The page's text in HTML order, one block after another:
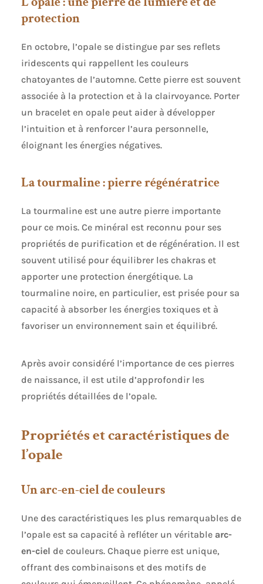
protection
En octobre, l’opale se distingue par ses reflets
iridescents qui rappellent les couleurs
chatoyantes de l’automne. Cette pierre est souvent
associée à la protection et à la clairvoyance. Porter
un bracelet en opale peut aider à développer
l’intuition et à renforcer l’aura personnelle,
éloignant les énergies négatives.
La tourmaline : pierre régénératrice
La tourmaline est une autre pierre importante
pour ce mois. Ce minéral est reconnu pour ses
propriétés de purification et de régénération. Il est
souvent utilisé pour équilibrer les chakras et
apporter une protection énergétique. La
tourmaline noire, en particulier, est prisée pour sa
capacité à absorber les énergies toxiques et à
favoriser un environnement sain et équilibré.
Après avoir considéré l’importance de ces pierres
de naissance, il est utile d’approfondir les
propriétés détaillées de l’opale.
Propriétés et caractéristiques de
l’opale
Un arc-en-ciel de couleurs
Une des caractéristiques les plus remarquables de
l’opale est sa capacité à refléter un véritable arc-
en-ciel de couleurs. Chaque pierre est unique,
offrant des combinaisons et des motifs de